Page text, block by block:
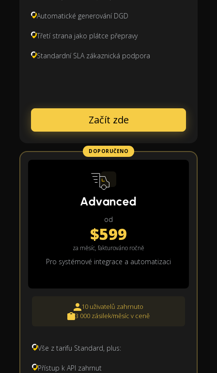
Automatické generování DGD
Třetí strana jako plátce přepravy
Standardní SLA zákaznická podpora
Začít zde
DOPORUČENO
Advanced
od
$599
za měsíc, fakturováno ročně
Pro systémové integrace a automatizaci
10 uživatelů zahrnuto
3 000 zásilek/měsíc v ceně
Vše z tarifu Standard, plus:
Přístup k API zahrnut